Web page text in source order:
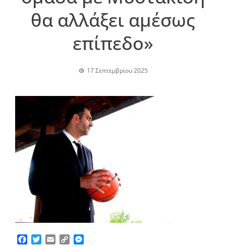
θα αλλάξει αμέσως
επίπεδο»
17 Σεπτεμβρίου 2025
Facebook
TwitterEmailCopy